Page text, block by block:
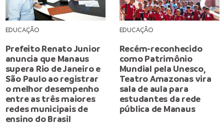
EDUCAÇÃO
Prefeito Renato Junior
anuncia que Manaus
supera Rio de Janeiro e
São Paulo ao registrar
o melhor desempenho
entre as três maiores
redes municipais de
ensino do Brasil
EDUCAÇÃO
Recém-reconhecido
como Patrimônio
Mundial pela Unesco,
Teatro Amazonas vira
sala de aula para
estudantes da rede
pública de Manaus